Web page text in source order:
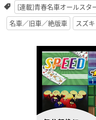
[連載]青春名車オールスタ
名車／旧車／絶版車
スズ